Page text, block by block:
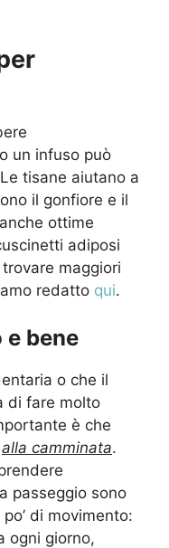
un infuso può
tisane aiutano a
il gonfiore e il
ottime
adiposi
maggiori
redatto qui.
e bene
o che il
di fare molto
è che
alla camminata.
passeggio sono
di movimento:
ogni giorno,